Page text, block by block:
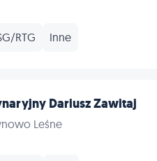
RTG Inne
Dariusz Zawitaj
Leśne